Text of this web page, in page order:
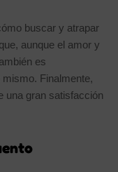
buscar y atrapar
aunque el amor y
es
Finalmente,
una gran satisfacción